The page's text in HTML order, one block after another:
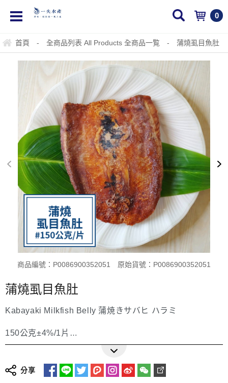
0
首頁 - 全商品列表 All Products 全商品一覧 - 蒲燒虱目魚肚
商品編號：P0086900352051 原始貨號：P0086900352051
蒲燒虱目魚肚
Kabayaki Milkfish Belly 蒲焼きサバヒ ハラミ
150公克±4%/1片
Size/Package: 150g / 1 pack
Product Status: Boneless・Skin-on・Pre-cooked・
Frozen
更多詳細介紹
分享